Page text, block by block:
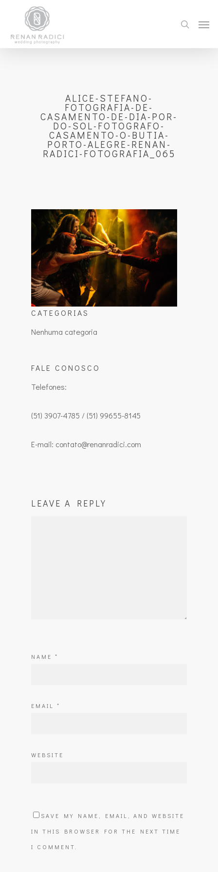
ALICE-STEFANO-
FOTOGRAFIA-DE-
CASAMENTO-DE-DIA-POR-
DO-SOL-FOTOGRAFO-
CASAMENTO-O-BUTIA-
PORTO-ALEGRE-RENAN-
RADICI-FOTOGRAFIA_065
CATEGORIAS
Nenhuma categoria
FALE CONOSCO
Telefones:
(51) 3907-4785 / (51) 99655-8145
E-mail: contato@renanradici.com
LEAVE A REPLY
NAME *
EMAIL *
WEBSITE
SAVE MY NAME, EMAIL, AND WEBSITE
IN THIS BROWSER FOR THE NEXT TIME
I COMMENT.